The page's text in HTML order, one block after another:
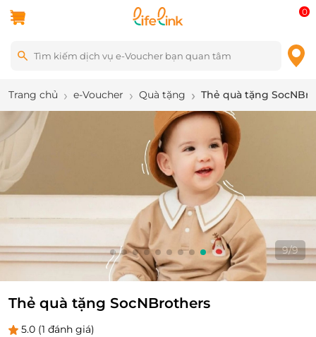
0
Trang chủ e-Voucher Quà tặng Thẻ quà tặng
9/9
Thẻ quà tặng SocNBrothers
5.0 (1 đánh giá)